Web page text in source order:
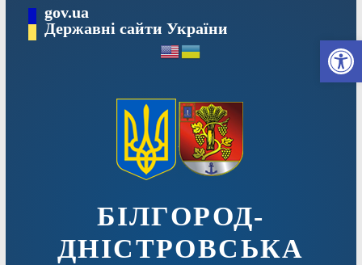
вмісту
gov.ua
Державні сайти України
БІЛГОРОД-
ДНІСТРОВСЬКА